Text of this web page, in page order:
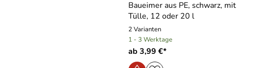
Baueimer aus PE, schwarz, mit
Tülle, 12 oder 20 l
2 Varianten
1 - 3 Werktage
ab 3,99 €*